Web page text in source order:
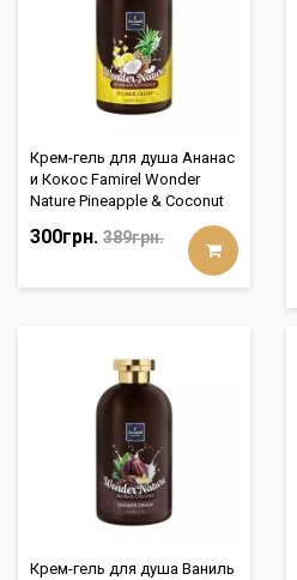
Крем-гель для душа Ананас
и Кокос Famirel Wonder
Nature Pineapple & Coconut
300грн. 389грн.
Крем-гель для душа Ваниль